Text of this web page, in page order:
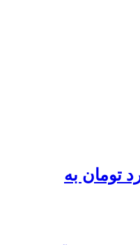
۱۱ میلیارد تومان به